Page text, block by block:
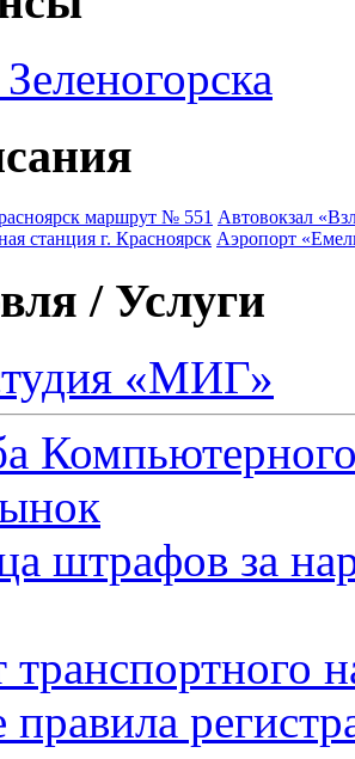
маршрут № 551 Автовокзал
станция г. Красноярск Аэропорт
/ Услуги
«МИГ»
штрафов за
транспортного